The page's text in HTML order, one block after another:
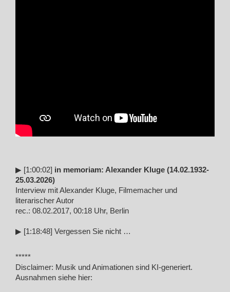
▶︎ [1:00:02] in memoriam: Alexander Kluge (14.02.1932-
25.03.2026)
Interview mit Alexander Kluge, Filmemacher und
literarischer Autor
rec.: 08.02.2017, 00:18 Uhr, Berlin
▶︎ [1:18:48] Vergessen Sie nicht …
*****
Disclaimer: Musik und Animationen sind KI-generiert.
Ausnahmen siehe hier: